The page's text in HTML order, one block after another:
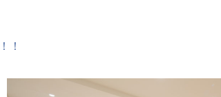
！